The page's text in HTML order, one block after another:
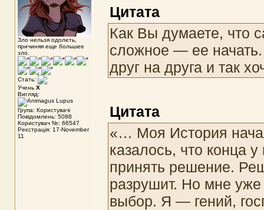
Зло нельзя одолеть,
причиняя еще большее
зло.
Стать:
Учень X
Вигляд:
Група: Користувачі
Повідомлень: 5088
Користувач №: 66547
Реєстрація: 17-November
11
Цитата
Как Вы думаете, что
сложное — ее
друг на друга и так
Цитата
«… Моя История
казалось, что конца
принять решение.
разрушит. Но мне
выбор. Я — гений,